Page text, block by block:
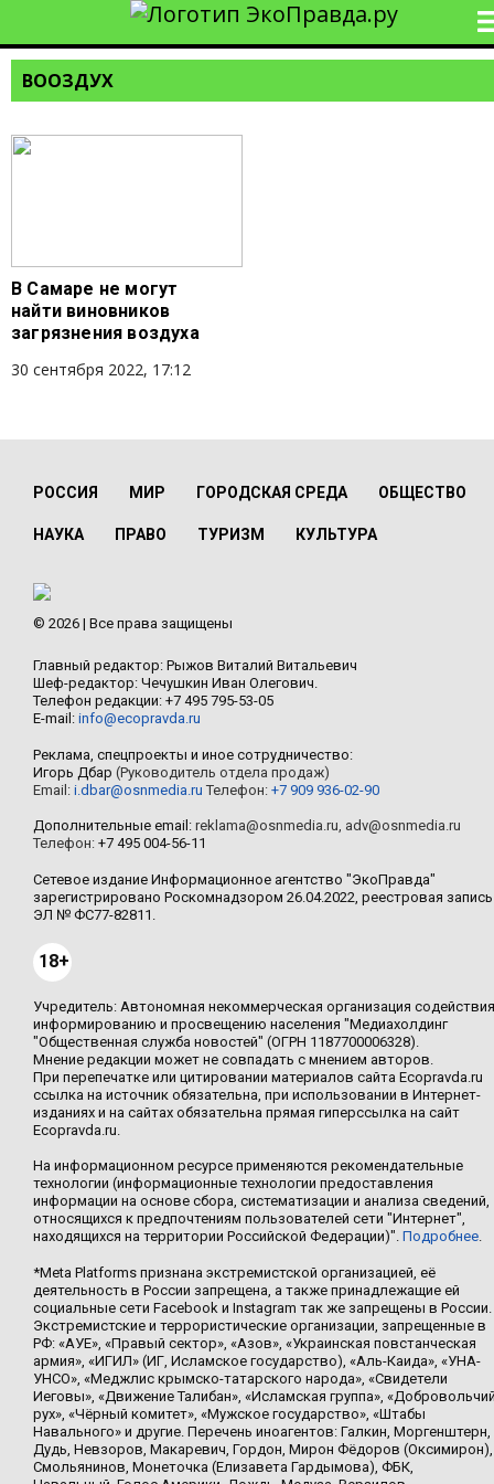
ВООЗДУХ
В Самаре не могут
найти виновников
загрязнения воздуха
30 сентября 2022, 17:12
РОССИЯ МИР ГОРОДСКАЯ СРЕДА ОБЩЕСТВО
НАУКА ПРАВО ТУРИЗМ КУЛЬТУРА
© 2026 | Все права защищены
Главный редактор: Рыжов Виталий Витальевич
Шеф-редактор: Чечушкин Иван Олегович.
Телефон редакции: +7 495 795-53-05
E-mail: info@ecopravda.ru
Реклама, спецпроекты и иное сотрудничество:
Игорь Дбар (Руководитель отдела продаж)
Email: i.dbar@osnmedia.ru Телефон: +7 909 936-02-90
Дополнительные email: reklama@osnmedia.ru, adv@osnmedia.ru
Телефон: +7 495 004-56-11
Сетевое издание Информационное агентство "ЭкоПравда"
зарегистрировано Роскомнадзором 26.04.2022, реестровая запись
ЭЛ № ФС77-82811.
18+
Учредитель: Автономная некоммерческая организация содействия
информированию и просвещению населения "Медиахолдинг
"Общественная служба новостей" (ОГРН 1187700006328).
Мнение редакции может не совпадать с мнением авторов.
При перепечатке или цитировании материалов сайта Ecopravda.ru
ссылка на источник обязательна, при использовании в Интернет-
изданиях и на сайтах обязательна прямая гиперссылка на сайт
Ecopravda.ru.
На информационном ресурсе применяются рекомендательные
технологии (информационные технологии предоставления
информации на основе сбора, систематизации и анализа сведений,
относящихся к предпочтениям пользователей сети "Интернет",
находящихся на территории Российской Федерации)". Подробнее.
*Meta Platforms признана экстремистской организацией, её
деятельность в России запрещена, а также принадлежащие ей
социальные сети Facebook и Instagram так же запрещены в России.
Экстремистские и террористические организации, запрещенные в
РФ: «АУЕ», «Правый сектор», «Азов», «Украинская повстанческая
армия», «ИГИЛ» (ИГ, Исламское государство), «Аль-Каида», «УНА-
УНСО», «Меджлис крымско-татарского народа», «Свидетели
Иеговы», «Движение Талибан», «Исламская группа»,
рух», «Чёрный комитет», «Мужское государство», «Штабы
Навального» и другие. Перечень иноагентов: Галкин, Моргенштерн,
Дудь, Невзоров, Макаревич, Гордон, Мирон Фёдоров (Оксимирон),
Смольянинов, Монеточка (Елизавета Гардымова), ФБК,